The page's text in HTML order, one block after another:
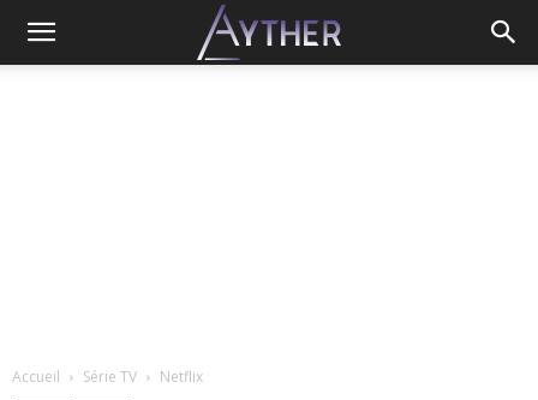
Accueil Série TV Netflix